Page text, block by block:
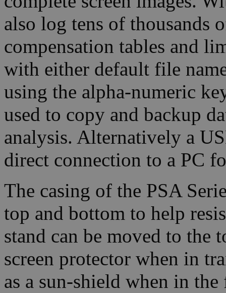
also log tens of thousands
compensation tables and
with either default file
using the alpha-numeric
used to copy and backup
analysis. Alternatively a
direct connection to a PC
The casing of the PSA
top and bottom to help
stand can be moved to the
screen protector when in
as a sun-shield when in